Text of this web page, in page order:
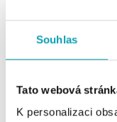
Souhlas
Tato webová
K personalizaci
Všechny
HALADA
tel.: +420724986111